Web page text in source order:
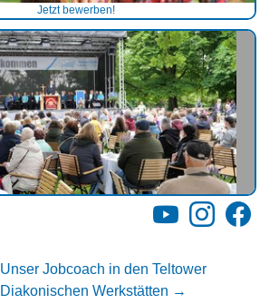
Jetzt bewerben!
YouTubeInstagram
Unser Jobcoach in den Teltower
Diakonischen Werkstätten →